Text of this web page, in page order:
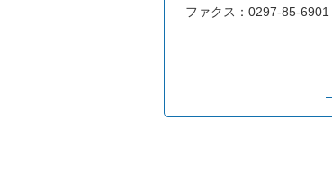
ファクス：0297-85-6901